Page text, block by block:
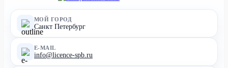
МОЙ ГОРОД
Санкт Петербург
E-MAIL
info@licence-spb.ru